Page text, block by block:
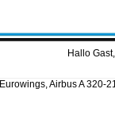
Hallo
Eurowings, Airbus A 320-